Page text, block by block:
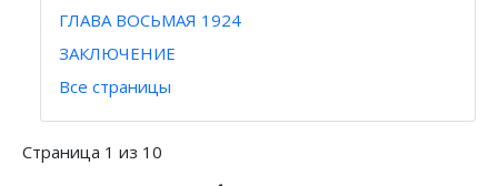
ГЛАВА ВОСЬМАЯ 1924
ЗАКЛЮЧЕНИЕ
Все страницы
Страница 1 из 10